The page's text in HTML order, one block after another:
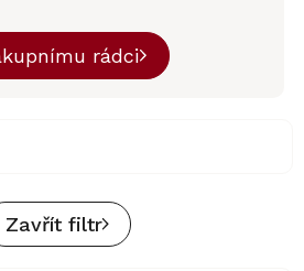
rádci
Zavřít filtr